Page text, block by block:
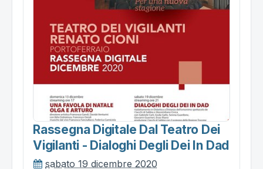
Rassegna Digitale Dal Teatro Dei
Vigilanti - Dialoghi Degli Dei In Dad
sabato 19 dicembre 2020